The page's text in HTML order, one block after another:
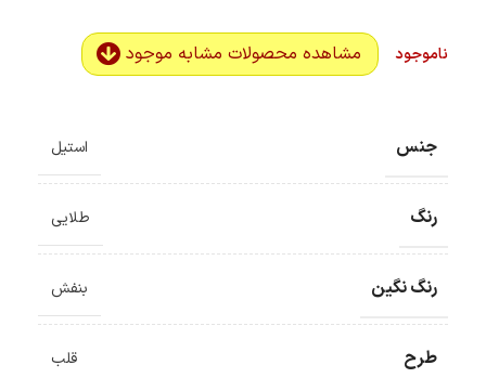
ناموجود مشاهده محصولات مشابه موجود
جنس استیل
رنگ طلایی
رنگ نگین بنفش
طرح قلب